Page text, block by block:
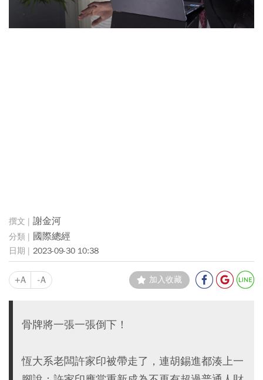
謝金河
國際總經
2023-09-30 10:38
+A -A 加入收藏
骨牌將一張一張倒下！
恆大系老闆許家印被帶走了，連胡錫進都湊上一